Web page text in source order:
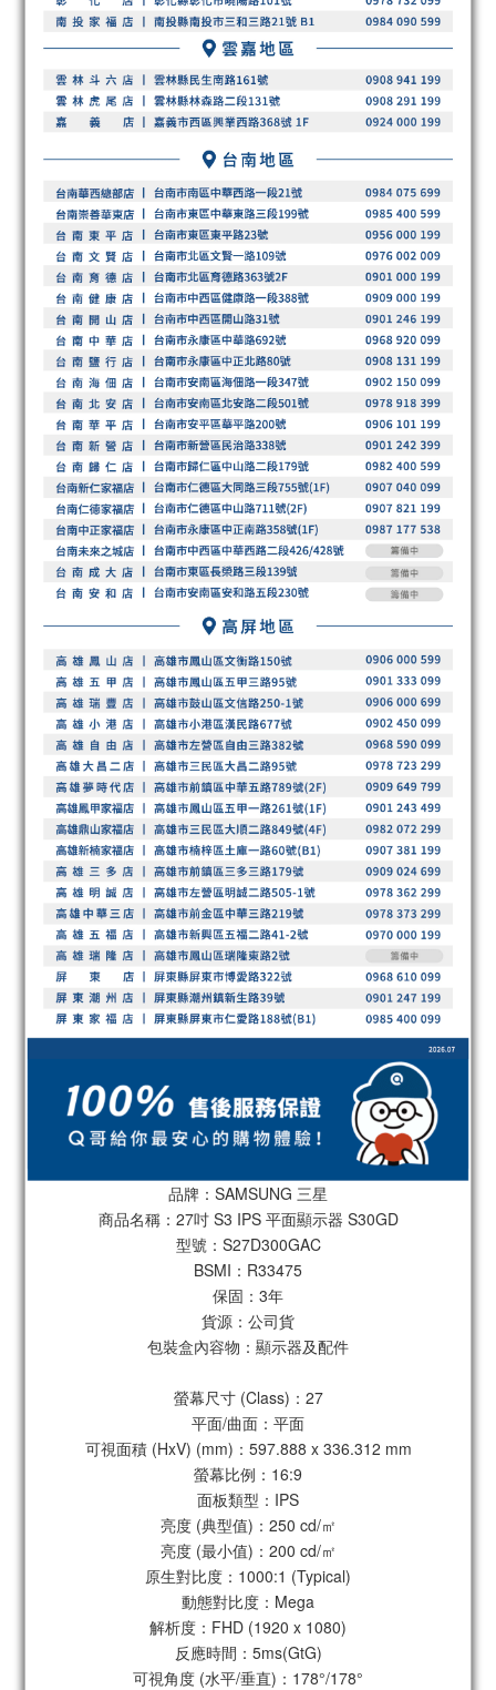
品牌：SAMSUNG 三星
商品名稱：27吋 S3 IPS 平面顯示器 S30GD
型號：S27D300GAC
BSMI：R33475
保固：3年
貨源：公司貨
包裝盒內容物：顯示器及配件
螢幕尺寸 (Class)：27
平面/曲面：平面
可視面積 (HxV) (mm)：597.888 x 336.312 mm
螢幕比例：16:9
面板類型：IPS
亮度 (典型值)：250 cd/㎡
亮度 (最小值)：200 cd/㎡
原生對比度：1000:1 (Typical)
動態對比度：Mega
解析度：FHD (1920 x 1080)
反應時間：5ms(GtG)
可視角度 (水平/垂直)：178°/178°